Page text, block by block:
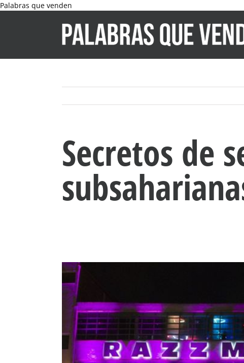
Palabras que venden
content
Secretos de
View
Larger
Image